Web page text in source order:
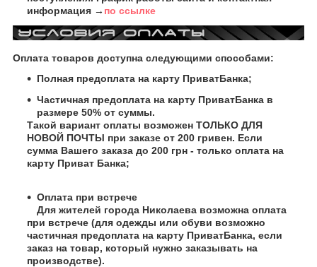
информация → по ссылке
Оплата товаров доступна следующими способами:
Полная предоплата на карту ПриватБанка;
Частичная предоплата на карту ПриватБанка в
размере 50% от суммы.
Такой вариант оплаты возможен ТОЛЬКО ДЛЯ
НОВОЙ ПОЧТЫ при заказе от 200 гривен. Если
сумма Вашего заказа до 200 грн - только оплата на
карту Приват Банка;
Оплата при встрече
Для жителей города Николаева возможна оплата
при встрече (для одежды или обуви возможно
частичная предоплата на карту ПриватБанка, если
заказ на товар, который нужно заказывать на
производстве).